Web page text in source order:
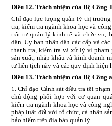
Điều 12. Trách nhiệm của Bộ Công
Chỉ đạo lực lượng quản lý thị
tra, kiểm tra ngành khoa học và
trật tự quản lý kinh tế và chức vụ,
dân, Ủy ban nhân dân các cấp và
thanh tra, kiểm tra và xử lý vi
sản xuất, nhập khẩu và kinh doanh
tư liên tịch này và các quy định hiện
Điều 13. Trách nhiệm của Bộ Công
1. Chỉ đạo Cảnh sát điều tra tội
chủ động phối hợp với cơ quan
kiểm tra ngành khoa học và công
pháp luật đối với tổ chức, cá nhân
bảo hiểm trên địa bàn quản lý.